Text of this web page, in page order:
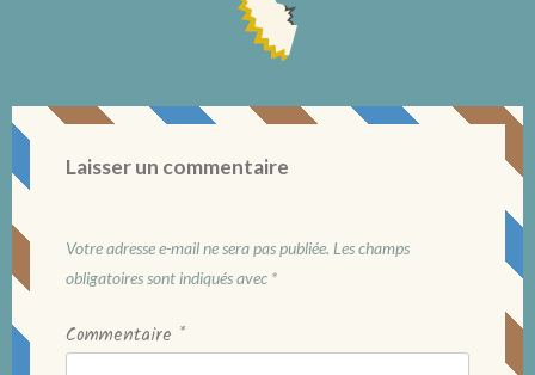
Laisser un commentaire
Votre adresse e-mail ne sera pas publiée. Les champs
obligatoires sont indiqués avec *
Commentaire *